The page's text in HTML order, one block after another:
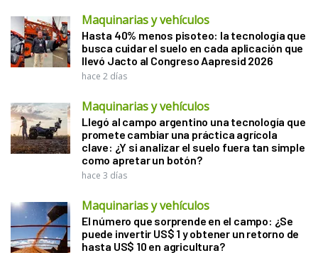
Maquinarias y vehículos
Hasta 40% menos pisoteo: la tecnología que
busca cuidar el suelo en cada aplicación que
llevó Jacto al Congreso Aapresid 2026
hace 2 días
Maquinarias y vehículos
Llegó al campo argentino una tecnología que
promete cambiar una práctica agrícola
clave: ¿Y si analizar el suelo fuera tan simple
como apretar un botón?
hace 3 días
Maquinarias y vehículos
El número que sorprende en el campo: ¿Se
puede invertir US$ 1 y obtener un retorno de
hasta US$ 10 en agricultura?